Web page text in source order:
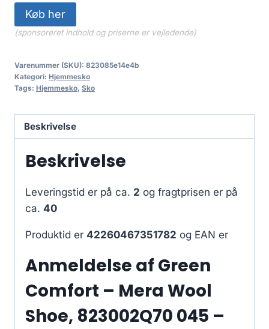
Køb her
(sponsoreret indhold og priserne er vejledende)
Varenummer (SKU): 823085e14e4b
Kategori: Hjemmesko
Tags: Hjemmesko, Sko
Beskrivelse
Beskrivelse
Leveringstid er på ca. 2 og fragtprisen er på
ca. 40
Produktid er 42260467351782 og EAN er
Anmeldelse af Green
Comfort – Mera Wool
Shoe, 823002Q70 045 –